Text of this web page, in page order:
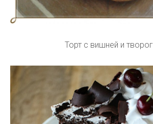
Торт с вишней и